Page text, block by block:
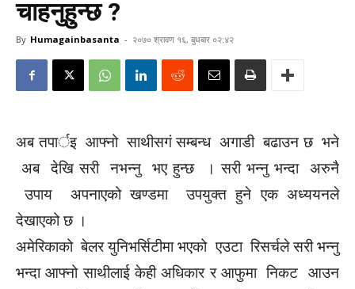
चाहनुहुन्छ ?
By Humagainbasanta - २०७० श्रावण १६, बुधबार ०२:४२
अब तपार्इ आफ्नो साथीसगं सम्बन्ध अगाडी बढाउन छ भने
अब देखि सरी नभन्नु भए हुन्छ । सरी भन्नु भन्दा अरुनै
उपाय अपनाएको खण्डमा उपयुक्त हुने एक अध्ययनले
देखाएको छ ।
अमेरिकाको बेलर युनिभर्सिटीमा भएको एउटा रिसर्चले सरी भन्नु
भन्दा आफ्नो साथीलाई केही अधिकार र आफुमा निकट आउन